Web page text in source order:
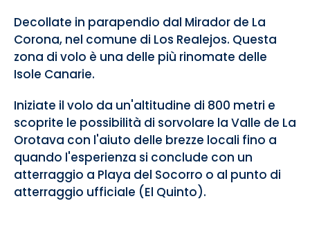
Decollate in parapendio dal Mirador de La
Corona, nel comune di Los Realejos. Questa
zona di volo è una delle più rinomate delle
Isole Canarie.
Iniziate il volo da un'altitudine di 800 metri e
scoprite le possibilità di sorvolare la Valle de La
Orotava con l'aiuto delle brezze locali fino a
quando l'esperienza si conclude con un
atterraggio a Playa del Socorro o al punto di
atterraggio ufficiale (El Quinto).